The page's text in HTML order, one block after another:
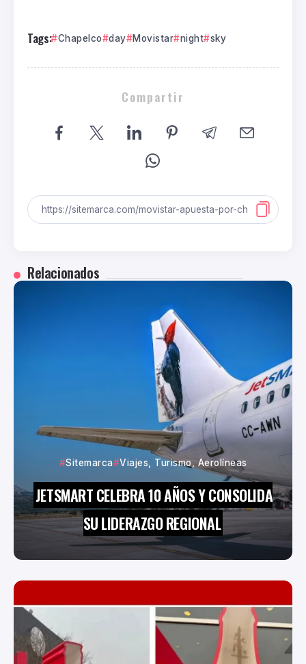
Tags: Chapelco day Movistar night sky
Compartir
Relacionados
Sitemarca Viajes, Turismo, Aerolíneas
JETSMART CELEBRA 10 AÑOS Y CONSOLIDA
SU LIDERAZGO REGIONAL